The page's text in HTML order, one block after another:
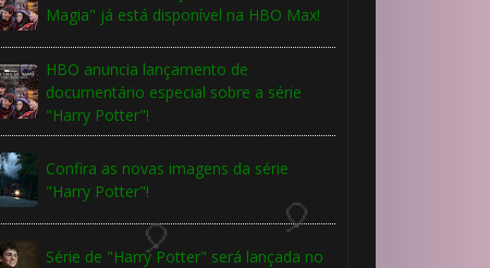
Magia" já está disponível na HBO Max!
HBO anuncia lançamento de
documentário especial sobre a série
"Harry Potter"!
Confira as novas imagens da série
"Harry Potter"!
Série de "Harry Potter" será lançada no